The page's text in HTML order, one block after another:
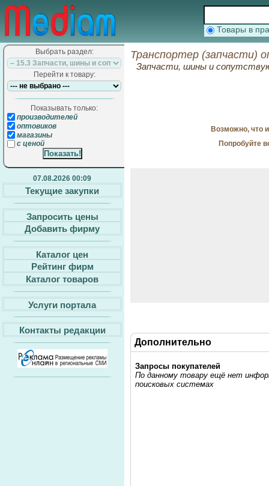
Товары в
Выбрать раздел:
Перейти к товару:
Показывать только:
производителей
оптовиков
магазины
с ценой
07.08.2026 00:09
Текущие закупки
Запросить цены
Добавить фирму
Каталог цен
Рейтинг фирм
Каталог товаров
Услуги портала
Контакты редакции
Транспортер (запчасти)
Запчасти, шины и
Возможно, что
Попробуйте
Дополнительно
Запросы покупателей
По данному товару ещё нет
поисковых системах